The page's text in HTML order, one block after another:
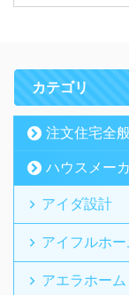
カテゴリ
注文住宅全
ハウスメー
アイダ設計
アイフルホー
アエラホーム